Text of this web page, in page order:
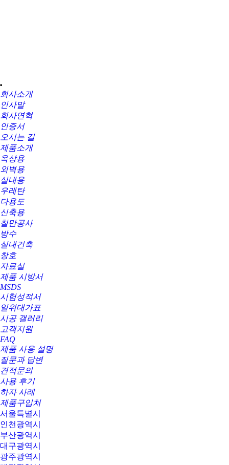
회사소개
인사말
회사연혁
인증서
오시는 길
제품소개
옥상용
외벽용
실내용
우레탄
다용도
신축용
칠만공사
방수
실내건축
창호
자료실
제품 시방서
MSDS
시험성적서
일위대가표
시공 갤러리
고객지원
FAQ
제품 사용 설명
질문과 답변
견적문의
사용 후기
하자 사례
제품구입처
서울특별시
인천광역시
부산광역시
대구광역시
광주광역시